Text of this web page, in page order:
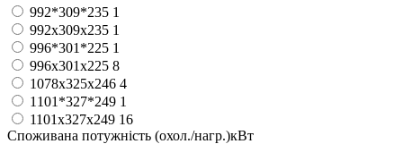
992*309*235 1
992х309х235 1
996*301*225 1
996х301х225 8
1078х325х246 4
1101*327*249 1
1101х327х249 16
Споживана потужність (охол./нагр.)кВт